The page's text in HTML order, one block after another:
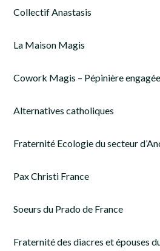
Collectif Anastasis
La Maison Magis
Cowork Magis – Pépinière engagée
Alternatives catholiques
Fraternité Ecologie du secteur
Pax Christi France
Soeurs du Prado de France
Fraternité des diacres et épouses